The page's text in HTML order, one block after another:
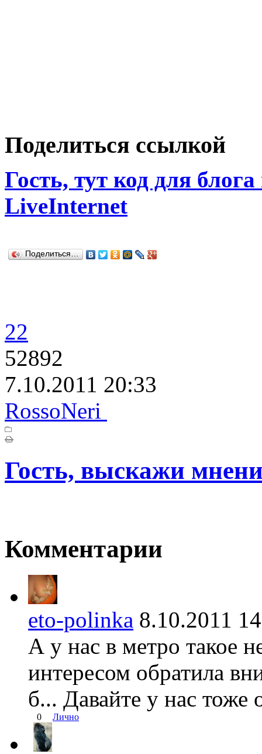
Поделиться ссылкой
Гость, тут код для
LiveInternet
Поделиться…
22
52892
7.10.2011 20:33
RossoNeri
Гость, выскажи
Комментарии
eto-polinka 8.10.2011
А у нас в метро такое
интересом обратила
б... Давайте у нас тоже
0 Лично